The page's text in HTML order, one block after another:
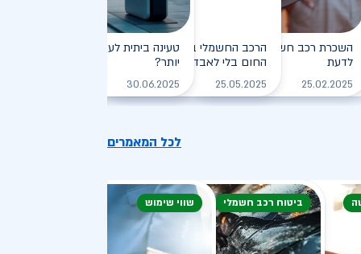
לקריאה
רכב חשמלי: המדריך
יעילה וירוקה
לקריאה
השכרת רכב חשמלי: חיסכון, נוחות וכל מה שצריך
לדעת
25.02.2025 לקריאה
הרכב החשמלי בקיץ הישראלי: איך שורדים את
החום בלי לאבד טווח?
25.05.2025
טעינה ביתית לעומת טעינה ציבורית -
יותר?
30.06.2025
לכל המאמרים
ביטוח רכב חשמלי שווי שימוש